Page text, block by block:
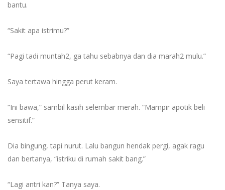
bantu.
“Sakit apa istrimu?”
“Pagi tadi muntah2, ga tahu sebabnya dan dia marah2 mulu.”
Saya tertawa hingga perut keram.
“Ini bawa,” sambil kasih selembar merah. “Mampir apotik beli
sensitif.”
Dia bingung, tapi nurut. Lalu bangun hendak pergi, agak ragu
dan bertanya, “istriku di rumah sakit bang.”
“Lagi antri kan?” Tanya saya.